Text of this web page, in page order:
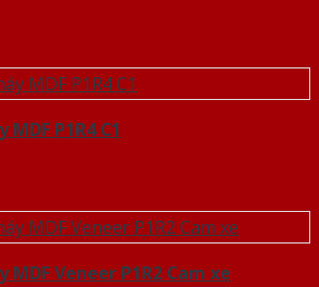
P1R4 C1
MDF Veneer P1R2 Cam xe